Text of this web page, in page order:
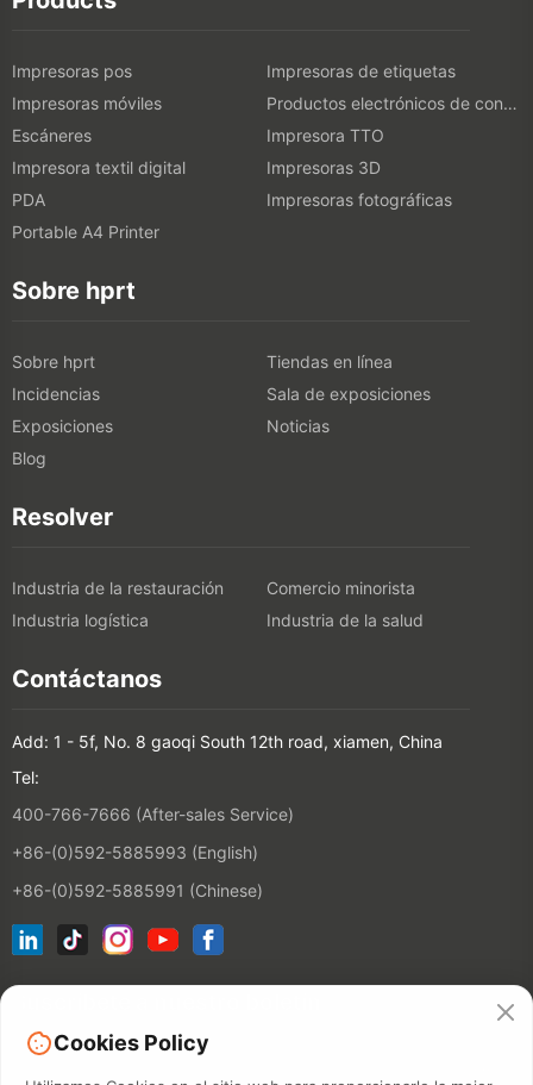
Impresoras pos
Impresoras de etiquetas
Impresoras móviles
Productos electrónicos de consumo
Escáneres
Impresora TTO
Impresora textil digital
Impresoras 3D
PDA
Impresoras fotográficas
Portable A4 Printer
Sobre hprt
Sobre hprt
Tiendas en línea
Incidencias
Sala de exposiciones
Exposiciones
Noticias
Blog
Resolver
Industria de la restauración
Comercio minorista
Industria logística
Industria de la salud
Contáctanos
Add: 1 - 5f, No. 8 gaoqi South 12th road, xiamen, China
Tel:
400-766-7666 (After-sales Service)
+86-(0)592-5885993 (English)
+86-(0)592-5885991 (Chinese)
Cookies Policy